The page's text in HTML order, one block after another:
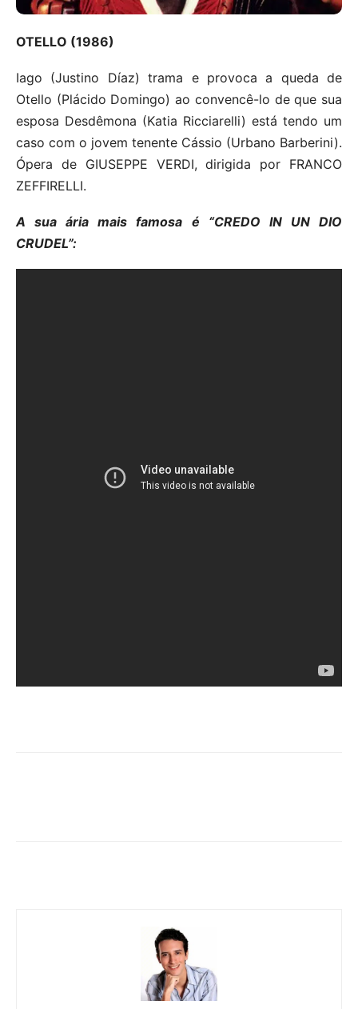
OTELLO (1986)
Iago (Justino Díaz) trama e provoca a queda de
Otello (Plácido Domingo) ao convencê-lo de que sua
esposa Desdêmona (Katia Ricciarelli) está tendo um
caso com o jovem tenente Cássio (Urbano Barberini).
Ópera de GIUSEPPE VERDI, dirigida por FRANCO
ZEFFIRELLI.
A sua ária mais famosa é “CREDO IN UN DIO
CRUDEL”: